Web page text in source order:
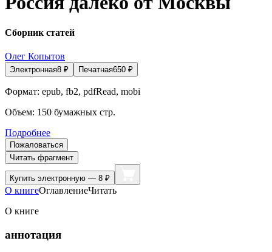
Сборник статей
Олег Копытов
Электронная8 ₽ Печатная650 ₽
Формат: epub, fb2, pdfRead, mobi
Объем: 150 бумажных стр.
Подробнее
Пожаловаться
Читать фрагмент
Купить электронную — 8 ₽
О книгеОглавлениеЧитать
О книге
аннотация